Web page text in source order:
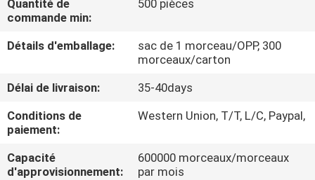
CONTRÔLE
DE
PLAN
DU
SITE
Quantité de
commande min:
500 pièces
Détails d'emballage:
sac de 1 morceau/OPP, 300
morceaux/carton
Délai de livraison:
35-40days
Conditions de
paiement:
Western Union, T/T, L/C, Paypal,
Capacité
d'approvisionnement:
600000 morceaux/morceaux
par mois